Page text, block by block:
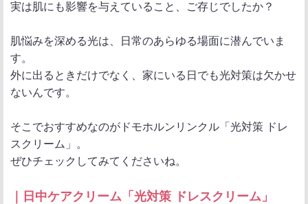
実は肌にも影響を与えていること、ご存じでしたか？
肌悩みを深める光は、日常のあらゆる場面に潜んでいま
す。
外に出るときだけでなく、家にいる日でも光対策は欠かせ
ないんです。
そこでおすすめなのがドモホルンリンクル「光対策 ドレ
スクリーム」。
ぜひチェックしてみてくださいね。
｜日中ケアクリーム「光対策 ドレスクリーム」